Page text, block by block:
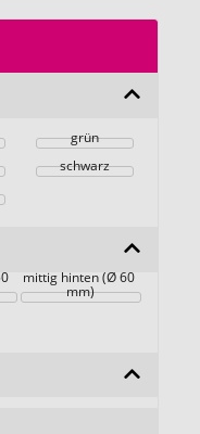
grün
schwarz
mittig hinten (Ø 60
mm)